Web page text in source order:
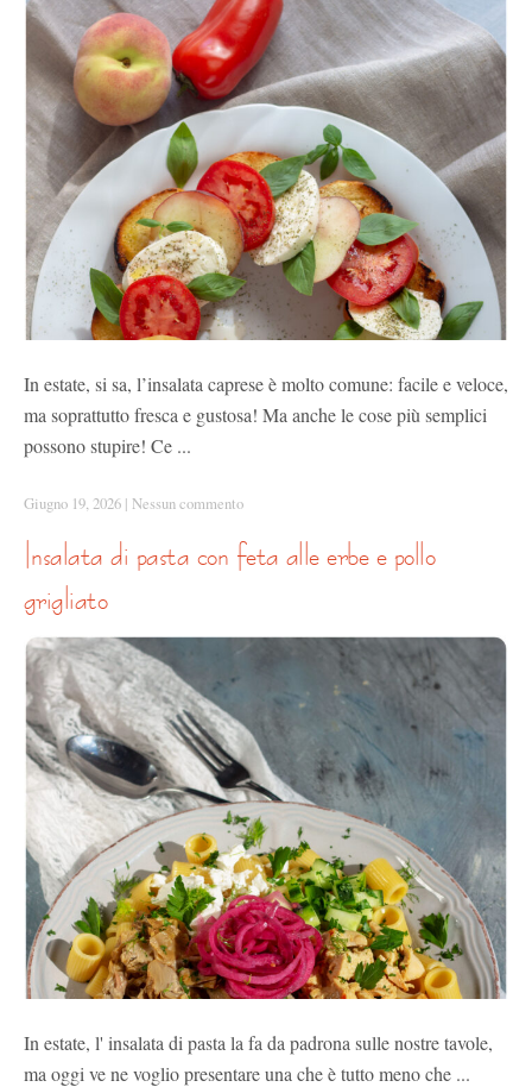
In estate, si sa, l’insalata caprese è molto comune: facile e veloce,
ma soprattutto fresca e gustosa! Ma anche le cose più semplici
possono stupire! Ce ...
Giugno 19, 2026 | Nessun commento
insalata di pasta con feta alle erbe e pollo
grigliato
In estate, l' insalata di pasta la fa da padrona sulle nostre tavole,
ma oggi ve ne voglio presentare una che è tutto meno che ...